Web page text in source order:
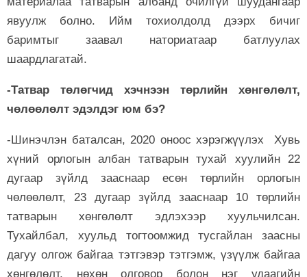
явуулж болно. Ийм тохиолдолд дээрх бичиг
баримтыг заавал наториатаар батлуулах
шаардлагатай.
-Татвар төлөгчид хэчнээн төрлийн хөнгөлөлт,
чөлөөлөлт эдэлдэг юм бэ?
-Шинэчлэн баталсан, 2020 оноос хэрэгжүүлэх Хувь
хүний орлогын албан татварын тухай хуулийн 22
дугаар зүйлд зааснаар есөн төрлийн орлогын
чөлөөлөлт, 23 дугаар зүйлд зааснаар 10 төрлийн
татварын хөнгөлөлт эдлэхээр хуульчилсан.
Тухайлбал, хуульд тогтоомжид тусгайлан заасны
дагуу олгож байгаа тэтгэвэр тэтгэмж, үзүүлж байгаа
хөнгөлөлт, нөхөн олговор болон нэг удаагийн